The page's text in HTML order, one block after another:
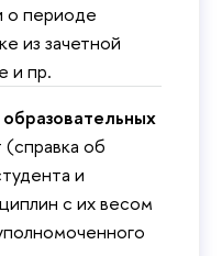
о периоде
из зачетной
и пр.
(справка об
и
с их весом